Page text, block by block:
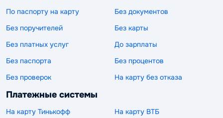
По паспорту на карту
Без документов
Без поручителей
Без карты
Без платных услуг
До зарплаты
Без паспорта
Без процентов
Без проверок
На карту без отказа
Платежные системы
На карту Тинькофф
На карту ВТБ